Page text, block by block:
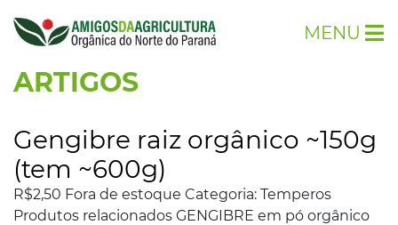
MENU
ARTIGOS
Gengibre raiz orgânico ~150g
(tem ~600g)
R$2,50 Fora de estoque Categoria: Temperos
Produtos relacionados GENGIBRE em pó orgânico